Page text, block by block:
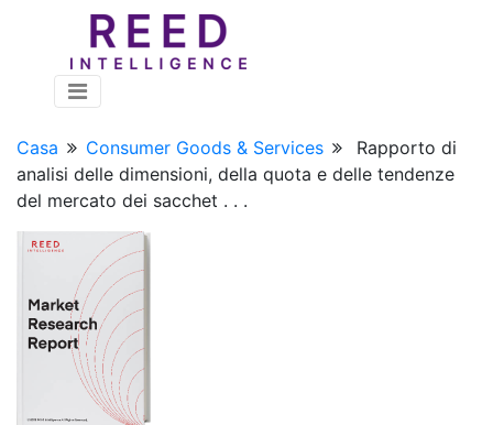
Casa Consumer Goods & Services
Rapporto di
analisi delle dimensioni, della quota e delle tendenze
del mercato dei sacchet . . .